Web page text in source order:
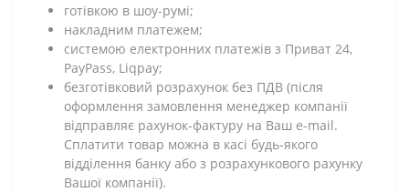
готівкою в шоу-румі;
накладним платежем;
системою електронних платежів з Приват 24,
PayPass, Liqpay;
безготівковий розрахунок без ПДВ (після
оформлення замовлення менеджер компанії
відправляє рахунок-фактуру на Ваш e-mail.
Сплатити товар можна в касі будь-якого
відділення банку або з розрахункового рахунку
Вашої компанії).